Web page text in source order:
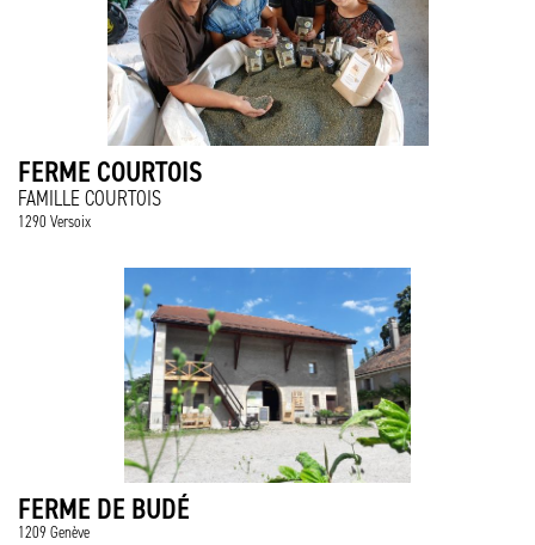
FERME COURTOIS
FAMILLE COURTOIS
1290 Versoix
FERME DE BUDÉ
1209 Genève